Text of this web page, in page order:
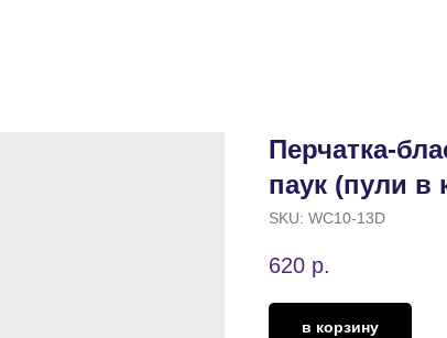
Перчатка-
паук (пули в
SKU: WC10-13D
620 р.
в корзину